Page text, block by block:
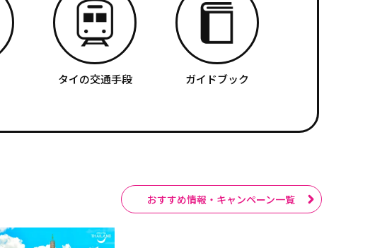
タイの交通手段 ガイドブック
おすすめ情報・キャンペーン一覧